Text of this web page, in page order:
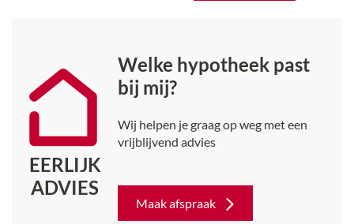
EERLIJK
ADVIES
Welke hypotheek past
bij mij?
Wij helpen je graag op weg met een
vrijblijvend advies
Maak afspraak